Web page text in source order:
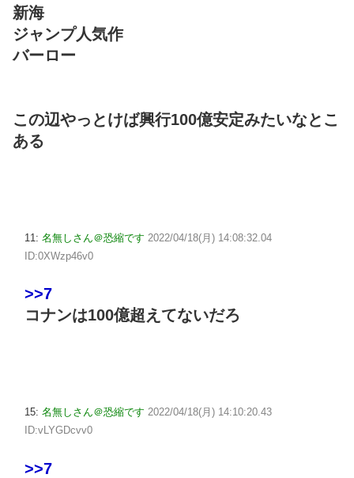
新海
ジャンプ人気作
バーロー
この辺やっとけば興行100億安定みたいなとこ
ある
11: 名無しさん＠恐縮です 2022/04/18(月) 14:08:32.04
ID:0XWzp46v0
>>7
コナンは100億超えてないだろ
15: 名無しさん＠恐縮です 2022/04/18(月) 14:10:20.43
ID:vLYGDcvv0
>>7